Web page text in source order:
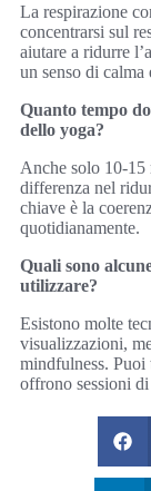
La respirazione
concentrarsi sul
aiutare a ridurre
un senso di calma
Quanto tempo
dello yoga?
Anche solo 10-15
differenza nel
chiave è la
quotidianamente.
Quali sono
utilizzare?
Esistono molte
visualizzazioni,
mindfulness. Puoi
offrono sessioni